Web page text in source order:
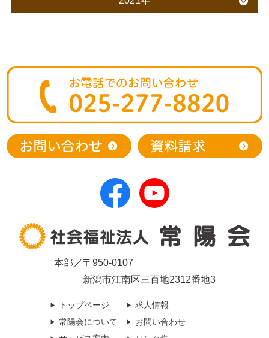
本部／〒950-0107
新潟市江南区三百地2312番地3
トップページ
常陽会について
求人情報
お問い合わせ